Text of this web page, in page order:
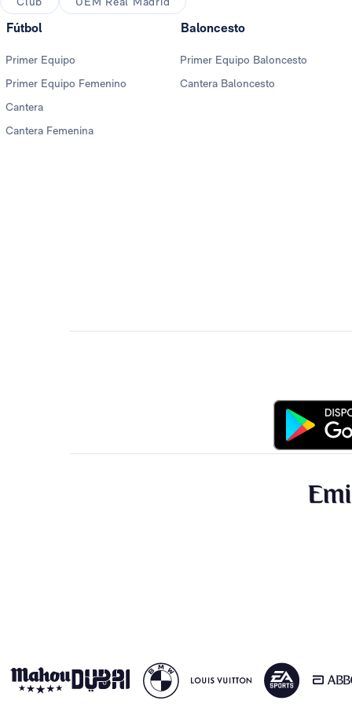
Fútbol
Primer Equipo
Primer Equipo Femenino
Cantera
Cantera Femenina
Baloncesto
Primer Equipo Baloncesto
Cantera Baloncesto